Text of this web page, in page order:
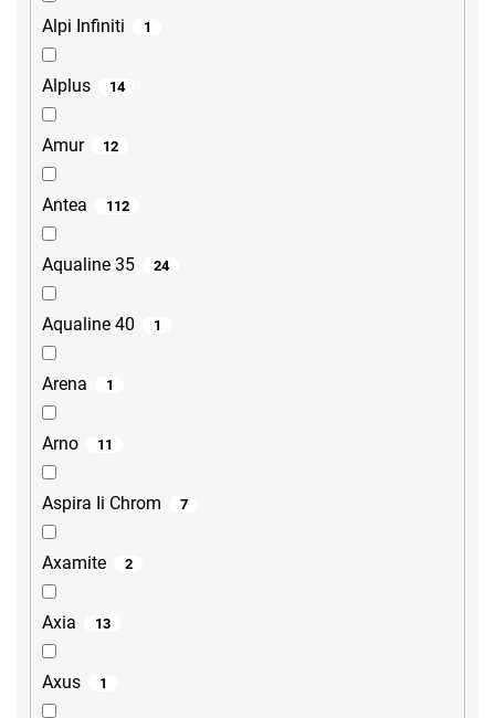
Alpi Infiniti 1
Alplus 14
Amur 12
Antea 112
Aqualine 35 24
Aqualine 40 1
Arena 1
Arno 11
Aspira Ii Chrom 7
Axamite 2
Axia 13
Axus 1